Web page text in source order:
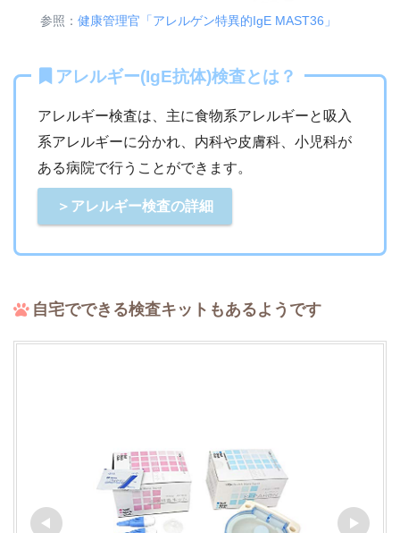
参照： 健康管理官「アレルゲン特異的IgE MAST36」
アレルギー(IgE抗体)検査とは？
アレルギー検査は、主に食物系アレルギーと吸入
系アレルギーに分かれ、内科や皮膚科、小児科が
ある病院で行うことができます。
＞アレルギー検査の詳細
自宅でできる検査キットもあるようです